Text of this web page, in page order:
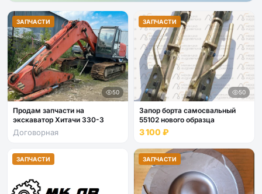
ЗАПЧАСТИ
50
Продам запчасти на
экскаватор Хитачи 330-3
Договорная
ЗАПЧАСТИ
50
Запор борта самосвальный
55102 нового образца
3 100 ₽
ЗАПЧАСТИ ЗАПЧАСТИ